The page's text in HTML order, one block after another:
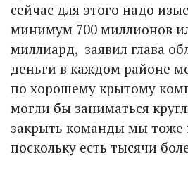
сейчас для этого надо
минимум 700 миллионов
миллиард, ­ заявил глава
деньги в каждом районе
по хорошему крытому
мог­ли бы заниматься
закрыть команды мы
поскольку есть тысячи